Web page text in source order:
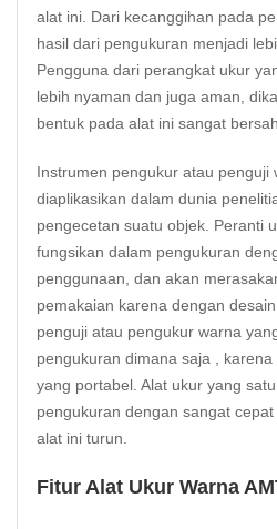
alat ini. Dari kecanggihan pada
hasil dari pengukuran menjadi
Pengguna dari perangkat ukur
lebih nyaman dan juga aman,
bentuk pada alat ini sangat
Instrumen pengukur atau penguji
diaplikasikan dalam dunia
pengecetan suatu objek. Peranti
fungsikan dalam pengukuran
penggunaan, dan akan
pemakaian karena dengan
penguji atau pengukur warna
pengukuran dimana saja ,
yang portabel. Alat ukur yang
pengukuran dengan sangat
alat ini turun.
Fitur Alat Ukur Warna